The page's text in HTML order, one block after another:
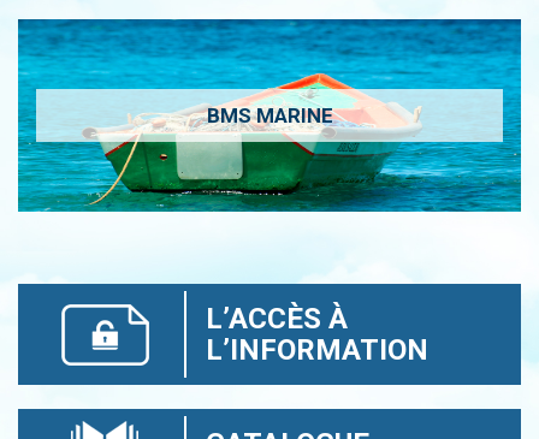
BMS MARINE
L’ACCÈS À
L’INFORMATION